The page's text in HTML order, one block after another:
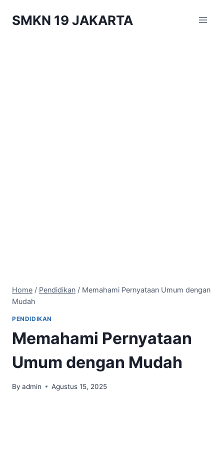
SMKN 19 JAKARTA
Home / Pendidikan / Memahami Pernyataan Umum dengan
Mudah
PENDIDIKAN
Memahami Pernyataan
Umum dengan Mudah
By admin Agustus 15, 2025